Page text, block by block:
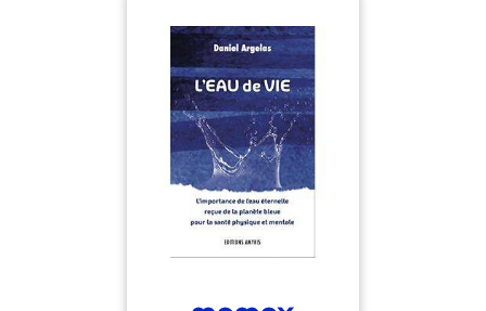
06, releaseDate : 2025-06-
05, authors : Amandine
Leger, languages : french,
ISBN : 2702930603